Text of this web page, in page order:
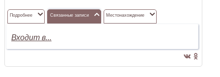
Подробнее Связанные записи Местонахождение
Входит в...